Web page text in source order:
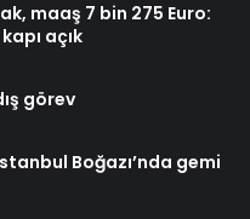
maaş 7 bin 275 Euro:
açık
görev
Boğazı’nda gemi